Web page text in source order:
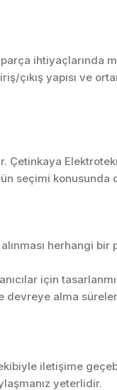
Ölçüm
ihtiyaçlarında
çıkış yapısı ve
Çetinkaya
seçimi konusunda
herhangi
için
devreye alma
iletişime
yeterlidir.